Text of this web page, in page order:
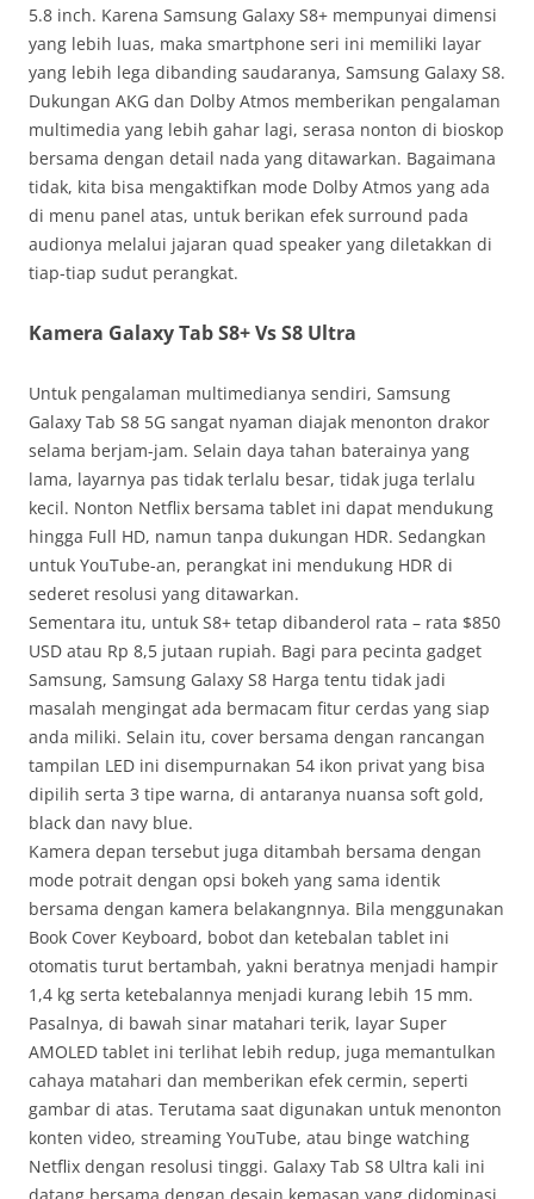
5.8 inch. Karena Samsung Galaxy S8+ mempunyai dimensi
yang lebih luas, maka smartphone seri ini memiliki layar
yang lebih lega dibanding saudaranya, Samsung Galaxy S8.
Dukungan AKG dan Dolby Atmos memberikan pengalaman
multimedia yang lebih gahar lagi, serasa nonton di bioskop
bersama dengan detail nada yang ditawarkan. Bagaimana
tidak, kita bisa mengaktifkan mode Dolby Atmos yang ada
di menu panel atas, untuk berikan efek surround pada
audionya melalui jajaran quad speaker yang diletakkan di
tiap-tiap sudut perangkat.
Kamera Galaxy Tab S8+ Vs S8 Ultra
Untuk pengalaman multimedianya sendiri, Samsung
Galaxy Tab S8 5G sangat nyaman diajak menonton drakor
selama berjam-jam. Selain daya tahan baterainya yang
lama, layarnya pas tidak terlalu besar, tidak juga terlalu
kecil. Nonton Netflix bersama tablet ini dapat mendukung
hingga Full HD, namun tanpa dukungan HDR. Sedangkan
untuk YouTube-an, perangkat ini mendukung HDR di
sederet resolusi yang ditawarkan.
Sementara itu, untuk S8+ tetap dibanderol rata – rata $850
USD atau Rp 8,5 jutaan rupiah. Bagi para pecinta gadget
Samsung, Samsung Galaxy S8 Harga tentu tidak jadi
masalah mengingat ada bermacam fitur cerdas yang siap
anda miliki. Selain itu, cover bersama dengan rancangan
tampilan LED ini disempurnakan 54 ikon privat yang bisa
dipilih serta 3 tipe warna, di antaranya nuansa soft gold,
black dan navy blue.
Kamera depan tersebut juga ditambah bersama dengan
mode potrait dengan opsi bokeh yang sama identik
bersama dengan kamera belakangnnya. Bila menggunakan
Book Cover Keyboard, bobot dan ketebalan tablet ini
otomatis turut bertambah, yakni beratnya menjadi hampir
1,4 kg serta ketebalannya menjadi kurang lebih 15 mm.
Pasalnya, di bawah sinar matahari terik, layar Super
AMOLED tablet ini terlihat lebih redup, juga memantulkan
cahaya matahari dan memberikan efek cermin, seperti
gambar di atas. Terutama saat digunakan untuk menonton
konten video, streaming YouTube, atau binge watching
Netflix dengan resolusi tinggi. Galaxy Tab S8 Ultra kali ini